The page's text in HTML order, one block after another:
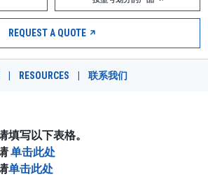
REQUEST A QUOTE
RESOURCES 联系我们
填写以下表格。
单击此处
单击此处